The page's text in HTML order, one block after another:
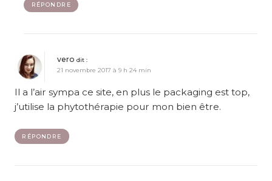
RÉPONDRE
vero dit :
21 novembre 2017 à 9 h 24 min
Il a l’air sympa ce site, en plus le packaging est top,
j’utilise la phytothérapie pour mon bien être.
RÉPONDRE